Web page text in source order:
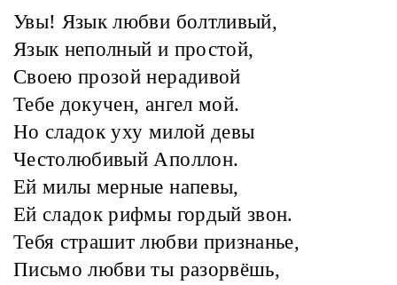
Увы! Язык любви болтливый,
Язык неполный и простой,
Своею прозой нерадивой
Тебе докучен, ангел мой.
Но сладок уху милой девы
Честолюбивый Аполлон.
Ей милы мерные напевы,
Ей сладок рифмы гордый звон.
Тебя страшит любви признанье,
Письмо любви ты разорвёшь,